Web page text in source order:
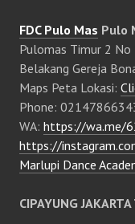
FDC Pulo Mas Pulo
Pulomas Timur 2
Belakang Gereja
Maps Peta Lokasi:
Phone:
WA: https://wa.me/
https://
Marlupi Dance
CIPAYUNG